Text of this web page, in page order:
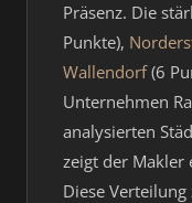
Präsenz. Die
Punkte),
Wallendorf(6
Unternehmen
analysierten
zeigt der Makler
Diese